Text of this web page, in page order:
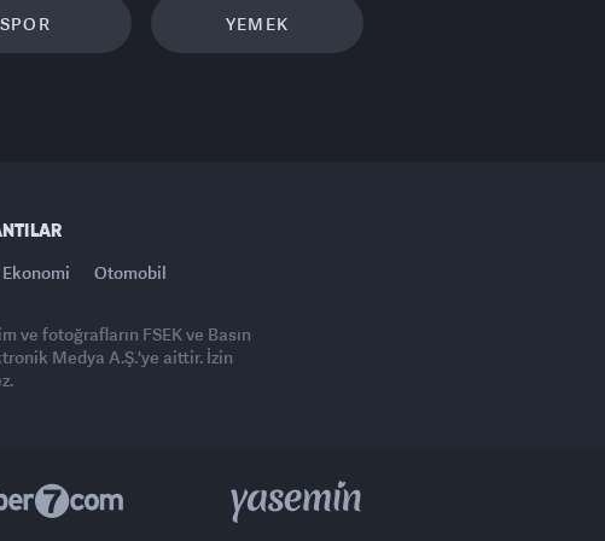
SPOR YEMEK
Ekonomi Otomobil
ve fotoğrafların FSEK ve Basın
Medya A.Ş.'ye aittir. İzin